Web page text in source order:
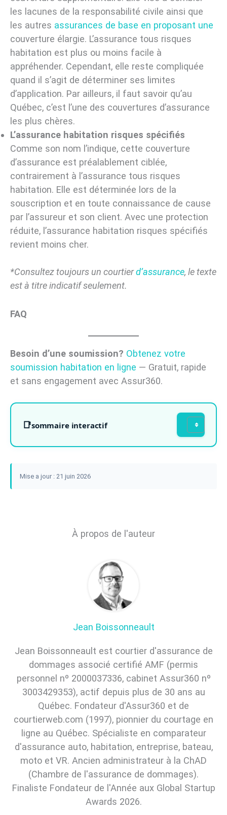
les lacunes de la responsabilité civile ainsi que
les autres assurances de base en proposant une
couverture élargie. L’assurance tous risques
habitation est plus ou moins facile à
appréhender. Cependant, elle reste compliquée
quand il s’agit de déterminer ses limites
d’application. Par ailleurs, il faut savoir qu’au
Québec, c’est l’une des couvertures d’assurance
les plus chères.
L’assurance habitation risques spécifiés
Comme son nom l’indique, cette couverture
d’assurance est préalablement ciblée,
contrairement à l’assurance tous risques
habitation. Elle est déterminée lors de la
souscription et en toute connaissance de cause
par l’assureur et son client. Avec une protection
réduite, l’assurance habitation risques spécifiés
revient moins cher.
*Consultez toujours un courtierd’assurance, le texte
est à titre indicatif seulement.
FAQ
Besoin d’une soumission? Obtenez votre
soumission habitation en ligne — Gratuit, rapide
et sans engagement avec Assur360.
sommaire interactif
Mise a jour : 21 juin 2026
À propos de l'auteur
Jean Boissonneault
Jean Boissonneault est courtier d'assurance de
dommages associé certifié AMF (permis
personnel nº 2000037336, cabinet Assur360 nº
3003429353), actif depuis plus de 30 ans au
Québec. Fondateur d'Assur360 et de
courtierweb.com (1997), pionnier du courtage en
ligne au Québec. Spécialiste en comparateur
d'assurance auto, habitation, entreprise, bateau,
moto et VR. Ancien administrateur à la ChAD
(Chambre de l'assurance de dommages).
Finaliste Fondateur de l'Année aux Global Startup
Awards 2026.